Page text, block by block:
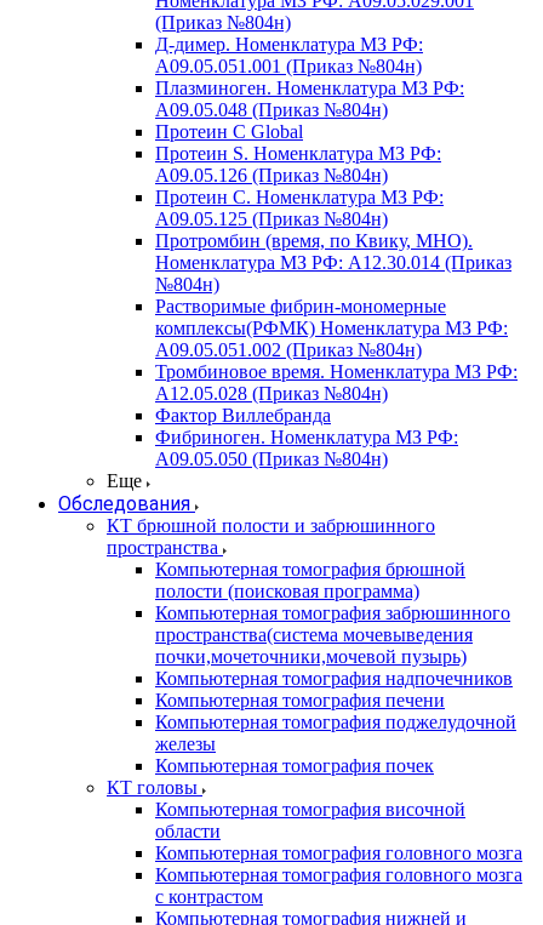
(Приказ №804н)
Д-димер. Номенклатура МЗ РФ:
A09.05.051.001 (Приказ №804н)
Плазминоген. Номенклатура МЗ РФ:
A09.05.048 (Приказ №804н)
Протеин C Global
Протеин S. Номенклатура МЗ РФ:
A09.05.126 (Приказ №804н)
Протеин С. Номенклатура МЗ РФ:
A09.05.125 (Приказ №804н)
Протромбин (время, по Квику, МНО).
Номенклатура МЗ РФ: A12.30.014 (Приказ
№804н)
Растворимые фибрин-мономерные
комплексы(РФМК) Номенклатура МЗ РФ:
A09.05.051.002 (Приказ №804н)
Тромбиновое время. Номенклатура МЗ РФ:
A12.05.028 (Приказ №804н)
Фактор Виллебранда
Фибриноген. Номенклатура МЗ РФ:
A09.05.050 (Приказ №804н)
Еще
Обследования
КТ брюшной полости и забрюшинного
пространства
Компьютерная томография брюшной
полости (поисковая программа)
Компьютерная томография забрюшинного
пространства(система мочевыведения
почки,мочеточники,мочевой пузырь)
Компьютерная томография надпочечников
Компьютерная томография печени
Компьютерная томография поджелудочной
железы
Компьютерная томография почек
КТ головы
Компьютерная томография височной
области
Компьютерная томография головного мозга
Компьютерная томография головного мозга
с контрастом
Компьютерная томография нижней и